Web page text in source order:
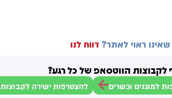
ראוי לאתר? דווח לנו
לקבוצות הווטסאפ של כל רגע?
למוגנים וכשרים להצטרפות ישירה לקבוצות